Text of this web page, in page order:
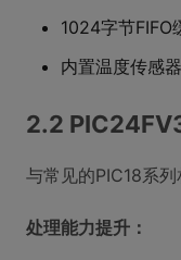
1024字节FIFO
内置温度传感
2.2
与常见的PIC18系
处理能力提升：